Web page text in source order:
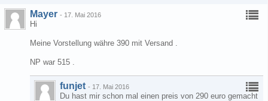
Mayer - 17. Mai 2016
Hi
Meine Vorstellung währe 390 mit Versand .
NP war 515 .
funjet - 17. Mai 2016
Du hast mir schon mal einen preis von 290 euro gemacht